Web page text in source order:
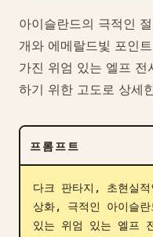
아이슬란드의 극적인
개와 에메랄드빛 포인
가진 위엄 있는 엘프 전
하기 위한 고도로 상세
프롬프트
다크 판타지, 초현실
상화, 극적인 아이슬
있는 위엄 있는 엘프